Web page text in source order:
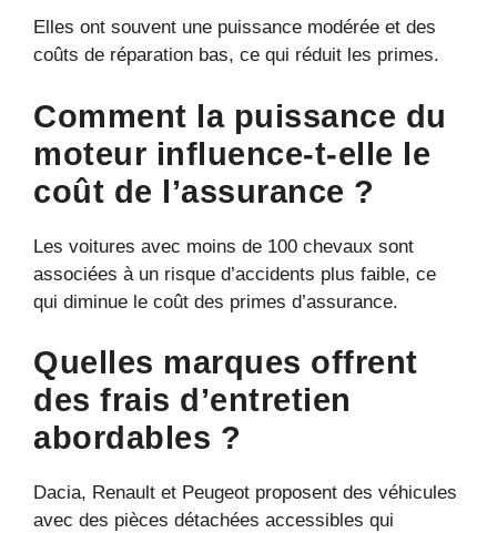
Elles ont souvent une puissance modérée et des
coûts de réparation bas, ce qui réduit les primes.
Comment la puissance du
moteur influence-t-elle le
coût de l’assurance ?
Les voitures avec moins de 100 chevaux sont
associées à un risque d’accidents plus faible, ce
qui diminue le coût des primes d’assurance.
Quelles marques offrent
des frais d’entretien
abordables ?
Dacia, Renault et Peugeot proposent des véhicules
avec des pièces détachées accessibles qui